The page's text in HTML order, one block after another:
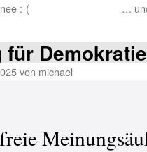
:-( …
Demokratie
von michael